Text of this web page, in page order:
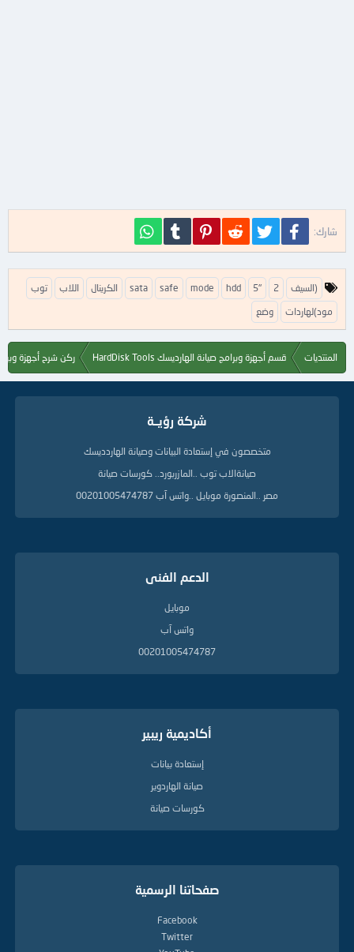
شارك: فيسبوك تويتر Reddit
Pinterest
Tumblr
ا
ل
ك
ل
م
ا
ا
ل
(السيف 2
5"
hdd
mode
safe
sata الكرينال اللاب
توب
مود)لهاردات
وضع
المنتديات قسم أجهزة وبرامج صيانة الهارديسك HardDisk Tools ركن شرح أجهزة
شركة رؤيــة
متخصصون في إستعادة البيانات وصيانة الهاردديسك
صيانةالاب توب ..المازربورد.. كورسات صيانة
مصر ..المنصورة موبايل ..واتس آب 00201005474787
الدعم الفنى
موبايل
واتس آب
00201005474787
أكاديمية ريبير
إستعادة بيانات
صيانة الهاردوير
كورسات صيانة
صفحاتنا الرسمية
Facebook
Twitter